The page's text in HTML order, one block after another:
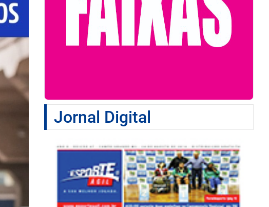
Jornal Digital